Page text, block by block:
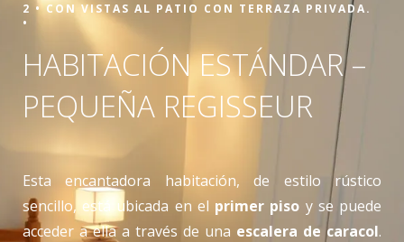
2 •CON VISTAS AL PATIO CON TERRAZA PRIVADA.
•
HABITACIÓN ESTÁNDAR –
PEQUEÑA REGISSEUR
Esta encantadora habitación, de estilo rústico
sencillo, está ubicada en el primer piso y se puede
acceder a ella a través de una escalera de caracol.